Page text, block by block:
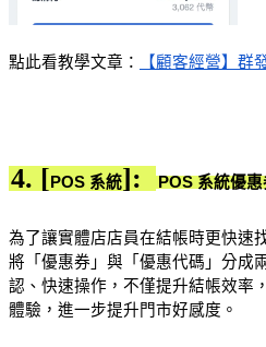
點此看教學文章： 【顧客經營】群
4. [POS 系統]: POS 系統優
為了讓實體店店員在結帳時更快速
將「優惠券」與「優惠代碼」分成
認、快速操作，不僅提升結帳效率
體驗，進一步提升門市好感度。